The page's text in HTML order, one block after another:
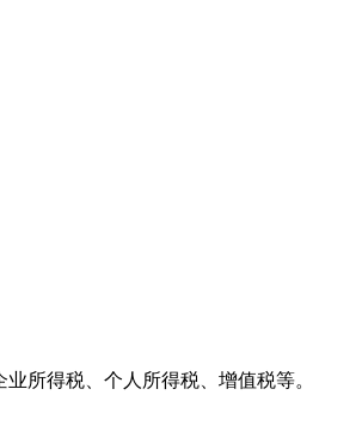
所得税、个人所得税、增值税等。